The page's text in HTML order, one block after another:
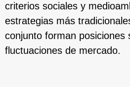
criterios sociales y
estrategias más
conjunto forman posiciones
fluctuaciones de mercado.